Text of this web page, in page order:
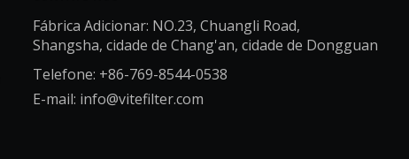
Fábrica Adicionar: NO.23, Chuangli Road,
Shangsha, cidade de Chang'an, cidade de Dongguan
Telefone: +86-769-8544-0538
E-mail: info@vitefilter.com